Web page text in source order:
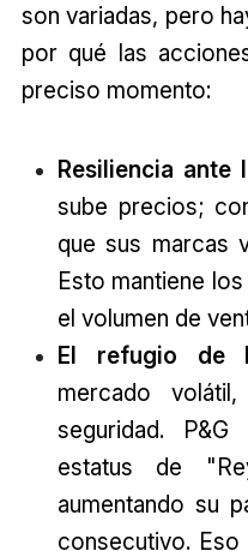
son variadas, pero
por qué las
preciso momento:
Resiliencia ante
sube precios;
que sus marcas
Esto mantiene
el volumen de
El refugio de
mercado
seguridad.
estatus de
aumentando su
consecutivo.